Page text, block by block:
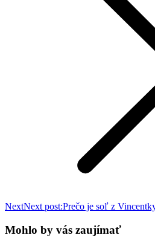
NextNext post:Prečo je soľ z
Mohlo by vás zaujímať